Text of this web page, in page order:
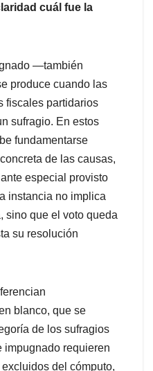
cuál fue la
—también
produce cuando las
fiscales partidarios
sufragio. En estos
fundamentarse
de las causas,
especial provisto
instancia no implica
sino que el voto queda
su resolución
blanco, que se
de los sufragios
impugnado requieren
del cómputo,